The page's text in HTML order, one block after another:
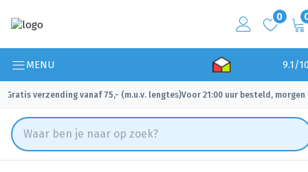
0
MENU 9.1/
Gratis verzending vanaf 75,- (m.u.v. lengtes)
✓ Voor 21:00 uur besteld, morgen